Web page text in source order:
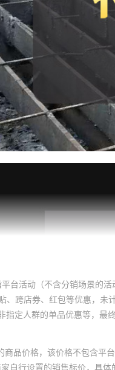
平台活动（不含分销场景的
、跨店券、红包等优惠，
指定人群的单品优惠等，
商品价格，该价格不包含平
自行设置的销售标价，具